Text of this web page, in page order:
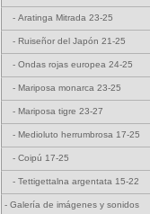
- Aratinga Mitrada 23-25
- Ruiseñor del Japón 21-25
- Ondas rojas europea 24-25
- Mariposa monarca 23-25
- Mariposa tigre 23-27
- Medioluto herrumbrosa 17-25
- Coipú 17-25
- Tettigettalna argentata 15-22
- Galería de imágenes y sonidos